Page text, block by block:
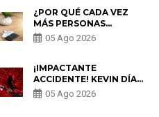
¿POR QUÉ CADA VEZ
MÁS PERSONAS
UTILIZAN UNA VPN
PARA PROTEGER SU
05 Ago 2026
¡IMPACTANTE
ACCIDENTE! KEVIN DÍAZ
CAE DESDE OCHO
METROS EN “ESTO ES
05 Ago 2026